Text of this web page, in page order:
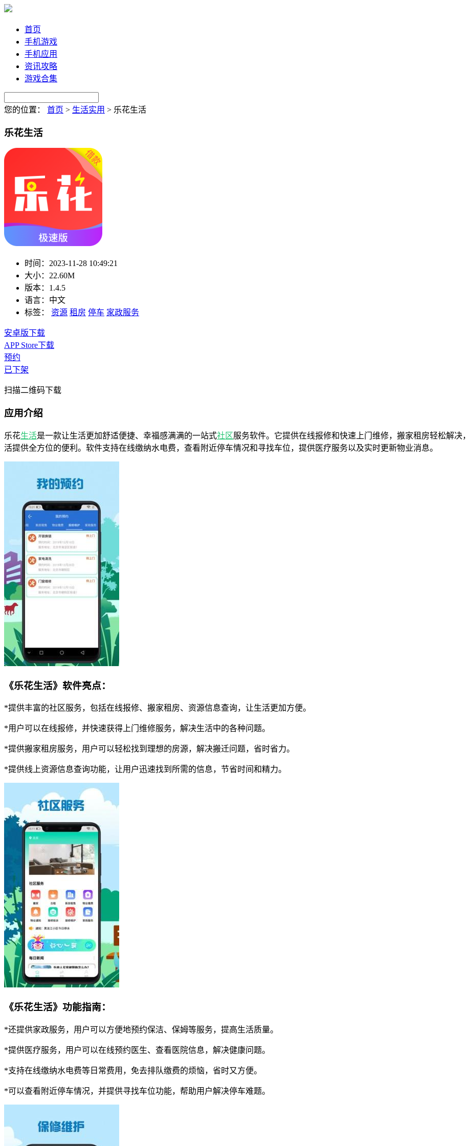
首页
手机游戏
手机应用
资讯攻略
游戏合集
您的位置： 首页 > 生活实用 > 乐花生活
乐花生活
时间： 2023-11-28 10:49:21
大小： 22.60M
版本： 1.4.5
语言： 中文
标签：
资源 租房 停车 家政服务
安卓版下载
APP Store下载
预约
已下架
扫描二维码下载
应用介绍
乐花生活是一款让生活更加舒适便捷、幸福感满满的一站式社区服务软件。它提供在线报修和快速上门维修，搬家租房轻松解决，
活提供全方位的便利。软件支持在线缴纳水电费，查看附近停车情况和寻找车位，提供医疗服务以及实时更新物业消息。
《乐花生活》软件亮点：
*提供丰富的社区服务，包括在线报修、搬家租房、资源信息查询，让生活更加方便。
*用户可以在线报修，并快速获得上门维修服务，解决生活中的各种问题。
*提供搬家租房服务，用户可以轻松找到理想的房源，解决搬迁问题，省时省力。
*提供线上资源信息查询功能，让用户迅速找到所需的信息，节省时间和精力。
《乐花生活》功能指南：
*还提供家政服务，用户可以方便地预约保洁、保姆等服务，提高生活质量。
*提供医疗服务，用户可以在线预约医生、查看医院信息，解决健康问题。
*支持在线缴纳水电费等日常费用，免去排队缴费的烦恼，省时又方便。
*可以查看附近停车情况，并提供寻找车位功能，帮助用户解决停车难题。